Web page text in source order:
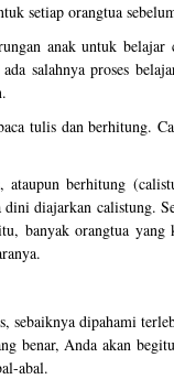
setiap orangtua
anak untuk
salahnya proses
tulis dan berhitung.
ataupun berhitung
diajarkan calistung.
banyak orangtua
sebaiknya dipahami
benar, Anda akan
abal.